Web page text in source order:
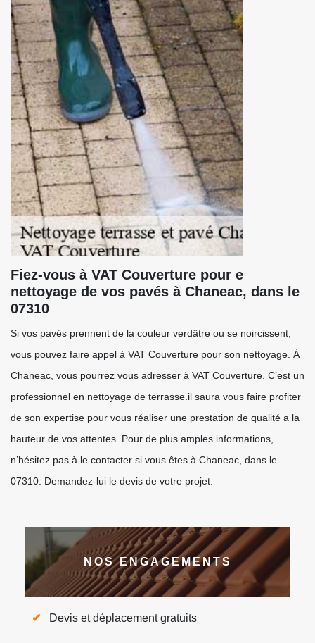
Fiez-vous à VAT Couverture pour e
nettoyage de vos pavés à Chaneac, dans le
07310
Si vos pavés prennent de la couleur verdâtre ou se noircissent,
vous pouvez faire appel à VAT Couverture pour son nettoyage. À
Chaneac, vous pourrez vous adresser à VAT Couverture. C’est un
professionnel en nettoyage de terrasse.il saura vous faire profiter
de son expertise pour vous réaliser une prestation de qualité a la
hauteur de vos attentes. Pour de plus amples informations,
n’hésitez pas à le contacter si vous êtes à Chaneac, dans le
07310. Demandez-lui le devis de votre projet.
NOS ENGAGEMENTS
Devis et déplacement gratuits